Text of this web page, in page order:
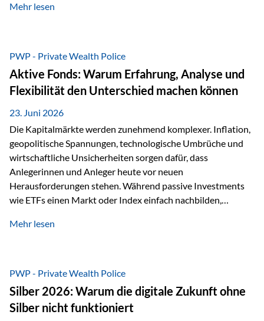
unumstößlich galten, versagen angesichts der expansiven
Nostalgie dar, sondern ist die modernste und strategisch
klügste Antwort auf globale Instabilität. Physische Werte
und der richtige Rechtsstandort sind heute keine bloße
Option mehr, sondern eine strategische Notwendigkeit. 1.
Der massive Aufwand hinter einem winzigen…
Mehr lesen
PWP - Private Wealth Police
Aktive Fonds: Warum Erfahrung, Analyse und
Flexibilität den Unterschied machen können
23. Juni 2026
Die Kapitalmärkte werden zunehmend komplexer. Inflation,
geopolitische Spannungen, technologische Umbrüche und
wirtschaftliche Unsicherheiten sorgen dafür, dass
Anlegerinnen und Anleger heute vor neuen
Herausforderungen stehen. Während passive Investments
wie ETFs einen Markt oder Index einfach nachbilden,
setzen auf die Expertise erfahrener Fondsmanager, die
Veränderungen geprägt ist, kann diese aktive
Herangehensweise einen entscheidenden Mehrwert bieten.
Was zeichnet aktive Fonds aus? Aktive Fonds verfolgen das
Ziel, nicht nur einen Markt abzubilden, sondern gezielt
Mehr lesen
PWP - Private Wealth Police
Silber 2026: Warum die digitale Zukunft ohne
Silber nicht funktioniert